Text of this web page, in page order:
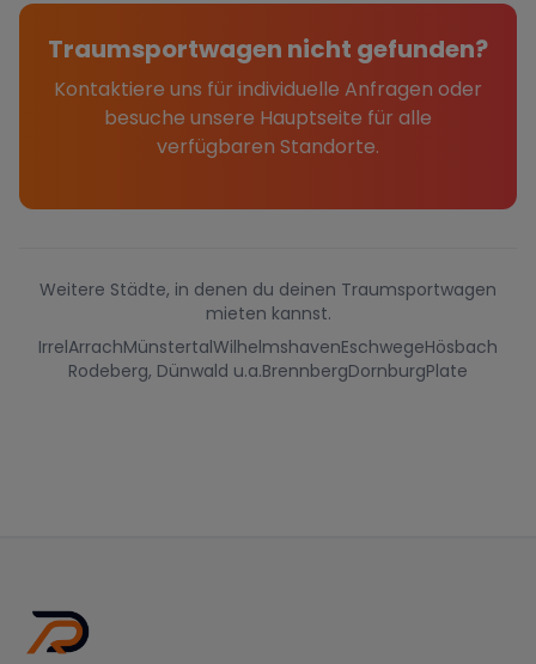
Traumsportwagen nicht gefunden?
Kontaktiere uns für individuelle Anfragen oder
besuche unsere Hauptseite für alle
verfügbaren Standorte.
Weitere Städte, in denen du deinen Traumsportwagen
mieten kannst.
IrrelArrachMünstertalWilhelmshavenEschwegeHösbach
Rodeberg, Dünwald u.a.BrennbergDornburgPlate